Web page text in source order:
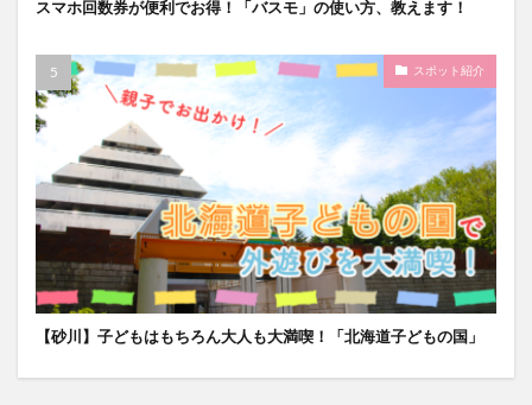
スマホ回数券が便利でお得！「バスモ」の使い方、教えます！
スポット紹介
【砂川】子どもはもちろん大人も大満喫！「北海道子どもの国」